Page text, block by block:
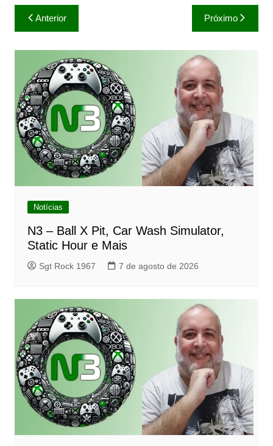
Navegação
de
Post
Anterior Próximo
Notícias
N3 – Ball X Pit, Car Wash Simulator,
Static Hour e Mais
Sgt Rock 1967 7 de agosto de 2026